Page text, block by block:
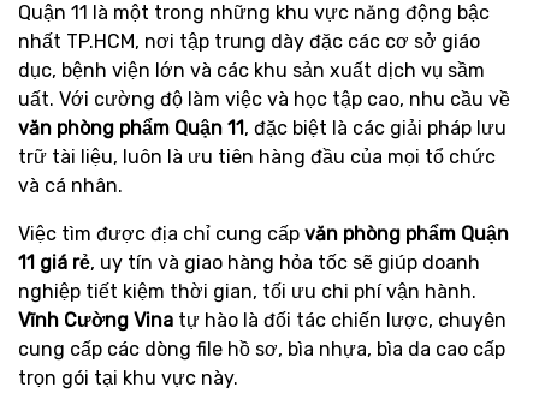
Quận 11 là một trong những khu vực năng động bậc
nhất TP.HCM, nơi tập trung dày đặc các cơ sở giáo
dục, bệnh viện lớn và các khu sản xuất dịch vụ sầm
uất. Với cường độ làm việc và học tập cao, nhu cầu về
văn phòng phẩm Quận 11, đặc biệt là các giải pháp lưu
trữ tài liệu, luôn là ưu tiên hàng đầu của mọi tổ chức
và cá nhân.
Việc tìm được địa chỉ cung cấp văn phòng phẩm Quận
11 giá rẻ, uy tín và giao hàng hỏa tốc sẽ giúp doanh
nghiệp tiết kiệm thời gian, tối ưu chi phí vận hành.
Vĩnh Cường Vina tự hào là đối tác chiến lược, chuyên
cung cấp các dòng file hồ sơ, bìa nhựa, bìa da cao cấp
trọn gói tại khu vực này.